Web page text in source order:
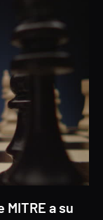
a su